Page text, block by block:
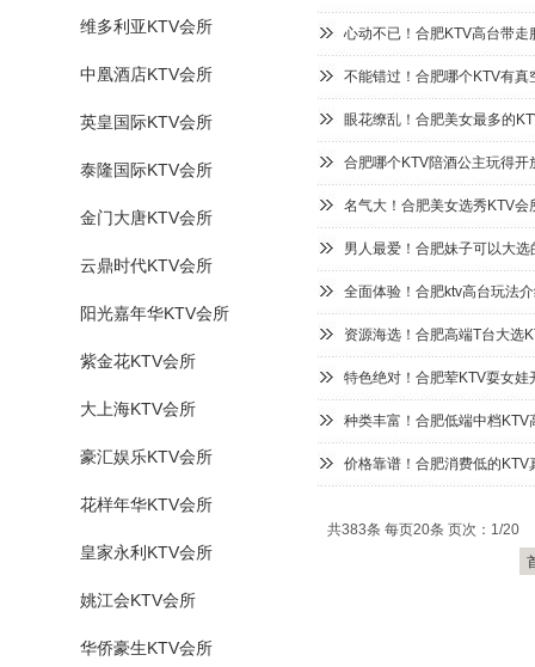
维多利亚KTV会所
中凰酒店KTV会所
英皇国际KTV会所
泰隆国际KTV会所
金门大唐KTV会所
云鼎时代KTV会所
阳光嘉年华KTV会所
紫金花KTV会所
大上海KTV会所
豪汇娱乐KTV会所
花样年华KTV会所
皇家永利KTV会所
姚江会KTV会所
华侨豪生KTV会所
心动不已！合肥KTV高台带
不能错过！合肥哪个KTV有
眼花缭乱！合肥美女最多的
合肥哪个KTV陪酒公主玩得
名气大！合肥美女选秀KTV
男人最爱！合肥妹子可以大
全面体验！合肥ktv高台玩法
资源海选！合肥高端T台大选
特色绝对！合肥荤KTV耍女
种类丰富！合肥低端中档
价格靠谱！合肥消费低的
共383条 每页20条 页次：1/20